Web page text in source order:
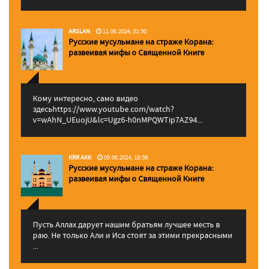
ARSLAN 11.06.2024, 02:50
Русские мусульмане на страже Корана:
pазвеивая мифы о Священной Книге
Кому интересно, само видео
здесьhttps://www.youtube.com/watch?
v=wAhN_UEuojU&lc=Ugz6-h0nMPQWTip7AZ94...
KRR AKK 09.06.2024, 18:56
Русские мусульмане на страже Корана:
pазвеивая мифы о Священной Книге
Пусть Аллах дарует нашим братьям лучшее месть в
раю. Не только Али и Иса стоят за этими прекрасными
...